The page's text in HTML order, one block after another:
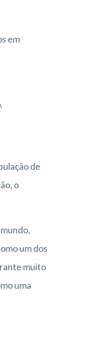
em
de
o
um dos
muito
uma